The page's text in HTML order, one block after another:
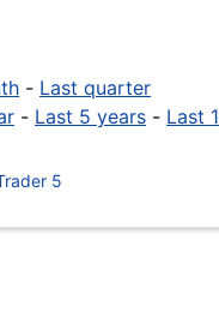
- Last quarter
- Last 5 years - Last
5